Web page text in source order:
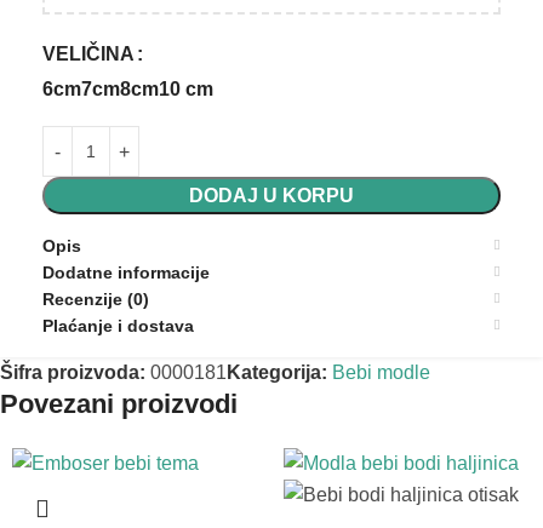
VELIČINA
6cm7cm8cm10 cm
DODAJ U KORPU
Opis
Dodatne informacije
Recenzije (0)
Plaćanje i dostava
Šifra proizvoda: 0000181 Kategorija: Bebi modle
Povezani proizvodi